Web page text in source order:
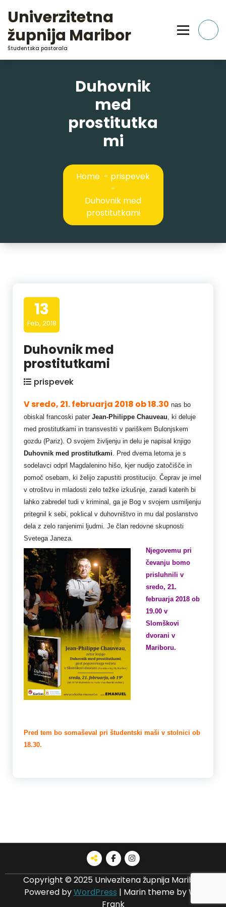
Content
Univerzitetna
župnija Maribor
Študentska pastorala
Duhovnik
med
prostitutka
mi
Home - prispevek
-
Duhovnik med
prostitutkami
13
Feb, 2018
Duhovnik med
prostitutkami
prispevek
V sredo, 21. februarja 2018 ob 18.30 nas bo
obiskal francoski pater Jean-Philippe Chauveau, ki deluje
med prostitutkami in transvestiti v pariškem Bulonjskem
gozdu (Pariz). O svojem življenju in delu je napisal knjigo
Duhovnik med prostitutkami. Pred dvema letoma je s
sodelavci odprl Magdalenino hišo, kjer nudijo zatočišče in
pomoč osebam, ki želijo zapustiti prostitucijo. Čeprav je imel
v otroštvu in mladosti zelo težke izkušnje, zaradi katerih bi
lahko zabredel tudi v kriminal, ga je Bog v svojem usmiljenju
pritegnil k sebi, poklical v duhovništvo in mu dal poslanstvo
dela z zelo ranjenimi ljudmi. Je član redovne skupnosti
Svetega Janeza.
Njegovemu pri
čevanju bomo
prisluhnili v
sredo, 21.
februarja 2018 ob
19.00 v
Slomškovi
dvorani v
Mariboru.
Pred tem bo somaševal pri študentski maši v stolnici ob
18.30.
Copyright © 2025 Univezitena župnija Maribor
Powered byWordPress | Marin theme by Wp
Frank